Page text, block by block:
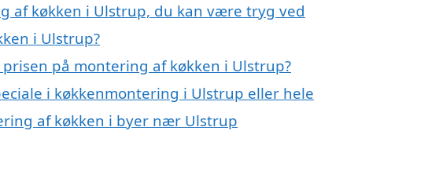
af køkken i Ulstrup, du kan være tryg ved
i Ulstrup?
på montering af køkken i Ulstrup?
i køkkenmontering i Ulstrup eller hele
af køkken i byer nær Ulstrup